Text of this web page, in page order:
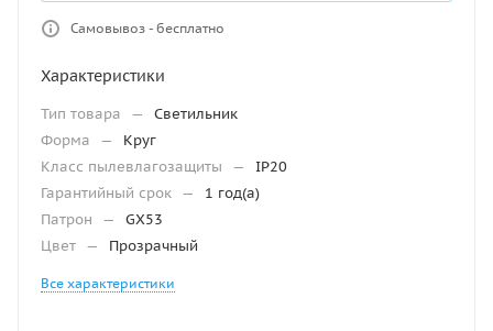
Самовывоз - бесплатно
Характеристики
Тип товара —
Светильник
Форма
—
Круг
Класс пылевлагозащиты
—
IP20
Гарантийный срок —
1 год(а)
Патрон
—
GX53
Цвет — Прозрачный
Все характеристики